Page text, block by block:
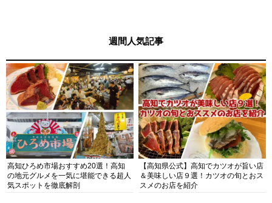
週間人気記事
高知ひろめ市場おすすめ20選！高知
の地元グルメを一気に堪能できる超人
気スポットを徹底解剖
【高知県公式】高知でカツオが旨い店
＆美味しい店９選！カツオの旬とおス
スメのお店を紹介